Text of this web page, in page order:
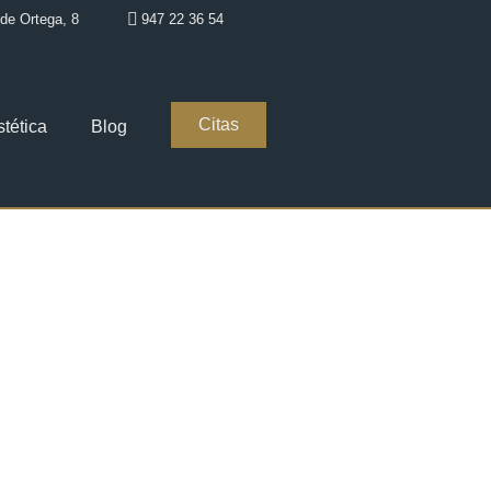
Ortega, 8 947 22 36 54
Blog Citas